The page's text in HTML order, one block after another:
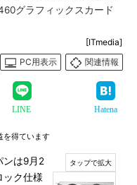
グラフィックスカード
[ITmedia]
PC用表示
関連情報
LINE Hatena
を得ています
は9月2
ック仕様